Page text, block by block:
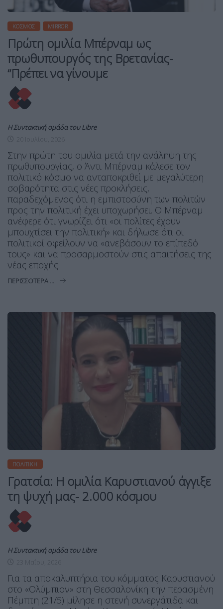
ΚΌΣΜΟΣ MIRROR
Πρώτη ομιλία Μπέρναμ ως
πρωθυπουργός της Βρετανίας-
“Πρέπει να γίνουμε
Η Συντακτική ομάδα του Libre
Στην πρώτη του ομιλία μετά την ανάληψη της
πρωθυπουργίας, ο Άντι Μπέρναμ κάλεσε τον
πολιτικό κόσμο να ανταποκριθεί με μεγαλύτερη
σοβαρότητα στις νέες προκλήσεις,
παραδεχόμενος ότι η εμπιστοσύνη των πολιτών
προς την πολιτική έχει υποχωρήσει. Ο Μπέρναμ
ανέφερε ότι γνωρίζει ότι «οι πολίτες έχουν
μπουχτίσει την πολιτική» και δήλωσε ότι οι
πολιτικοί οφείλουν να «ανεβάσουν το επίπεδό
τους» και να προσαρμοστούν στις απαιτήσεις της
νέας εποχής.
ΠΕΡΙΣΣΌΤΕΡΑ ...
ΠΟΛΙΤΙΚΉ
Γρατσία: Η ομιλία Καρυστιανού άγγιξε
τη ψυχή μας- 2.000 κόσμου
Η Συντακτική ομάδα του Libre
Για τα αποκαλυπτήρια του κόμματος Καρυστιανού
στο «Ολύμπιον» στη Θεσσαλονίκη την περασμένη
Πέμπτη (21/5) μίλησε η στενή συνεργάτιδα και